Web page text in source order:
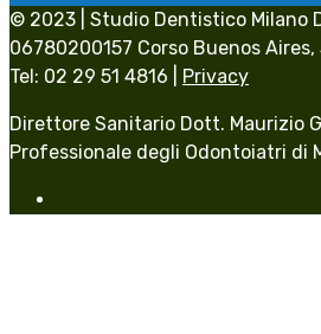
© 2023 | Studio Dentistico Milano
06780200157 Corso Buenos Aires,
Tel: 02 29 51 4816 | Privacy
Direttore Sanitario Dott. Maurizio
Professionale degli Odontoiatri di